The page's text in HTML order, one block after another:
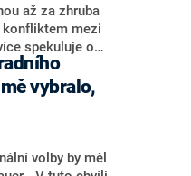
se také
či promluvila o
až za zhruba
mezi
spekuluje o
současná
vytahují
Jak moc je
volbách 2028
vybralo,
volby by měl